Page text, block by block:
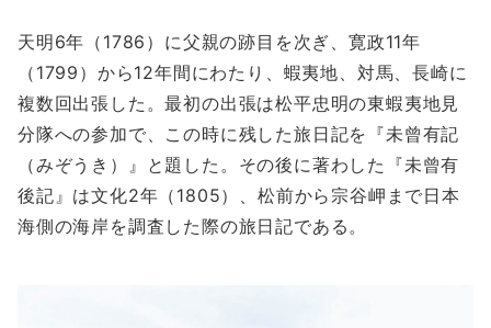
天明6年（1786）に父親の跡目を次ぎ、寛政11年
（1799）から12年間にわたり、蝦夷地、対馬、長崎に
複数回出張した。最初の出張は松平忠明の東蝦夷地見
分隊への参加で、この時に残した旅日記を『未曾有記
（みぞうき）』と題した。その後に著わした『未曾有
後記』は文化2年（1805）、松前から宗谷岬まで日本
海側の海岸を調査した際の旅日記である。